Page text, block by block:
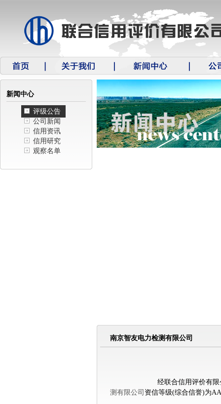
新闻中心
评级公告
公司新闻
信用资讯
信用研究
观察名单
南京智友电力检测有限公司
经联合信用评价有限公司江
测有限公司 资信等级(综合信誉)为